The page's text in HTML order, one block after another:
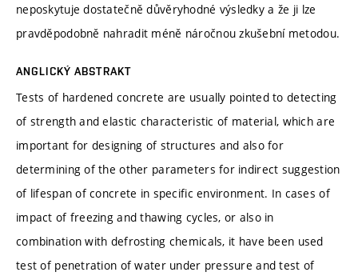
neposkytuje dostatečně důvěryhodné výsledky a že ji lze
pravděpodobně nahradit méně náročnou zkušební metodou.
ANGLICKÝ ABSTRAKT
Tests of hardened concrete are usually pointed to detecting
of strength and elastic characteristic of material, which are
important for designing of structures and also for
determining of the other parameters for indirect suggestion
of lifespan of concrete in specific environment. In cases of
impact of freezing and thawing cycles, or also in
combination with defrosting chemicals, it have been used
test of penetration of water under pressure and test of